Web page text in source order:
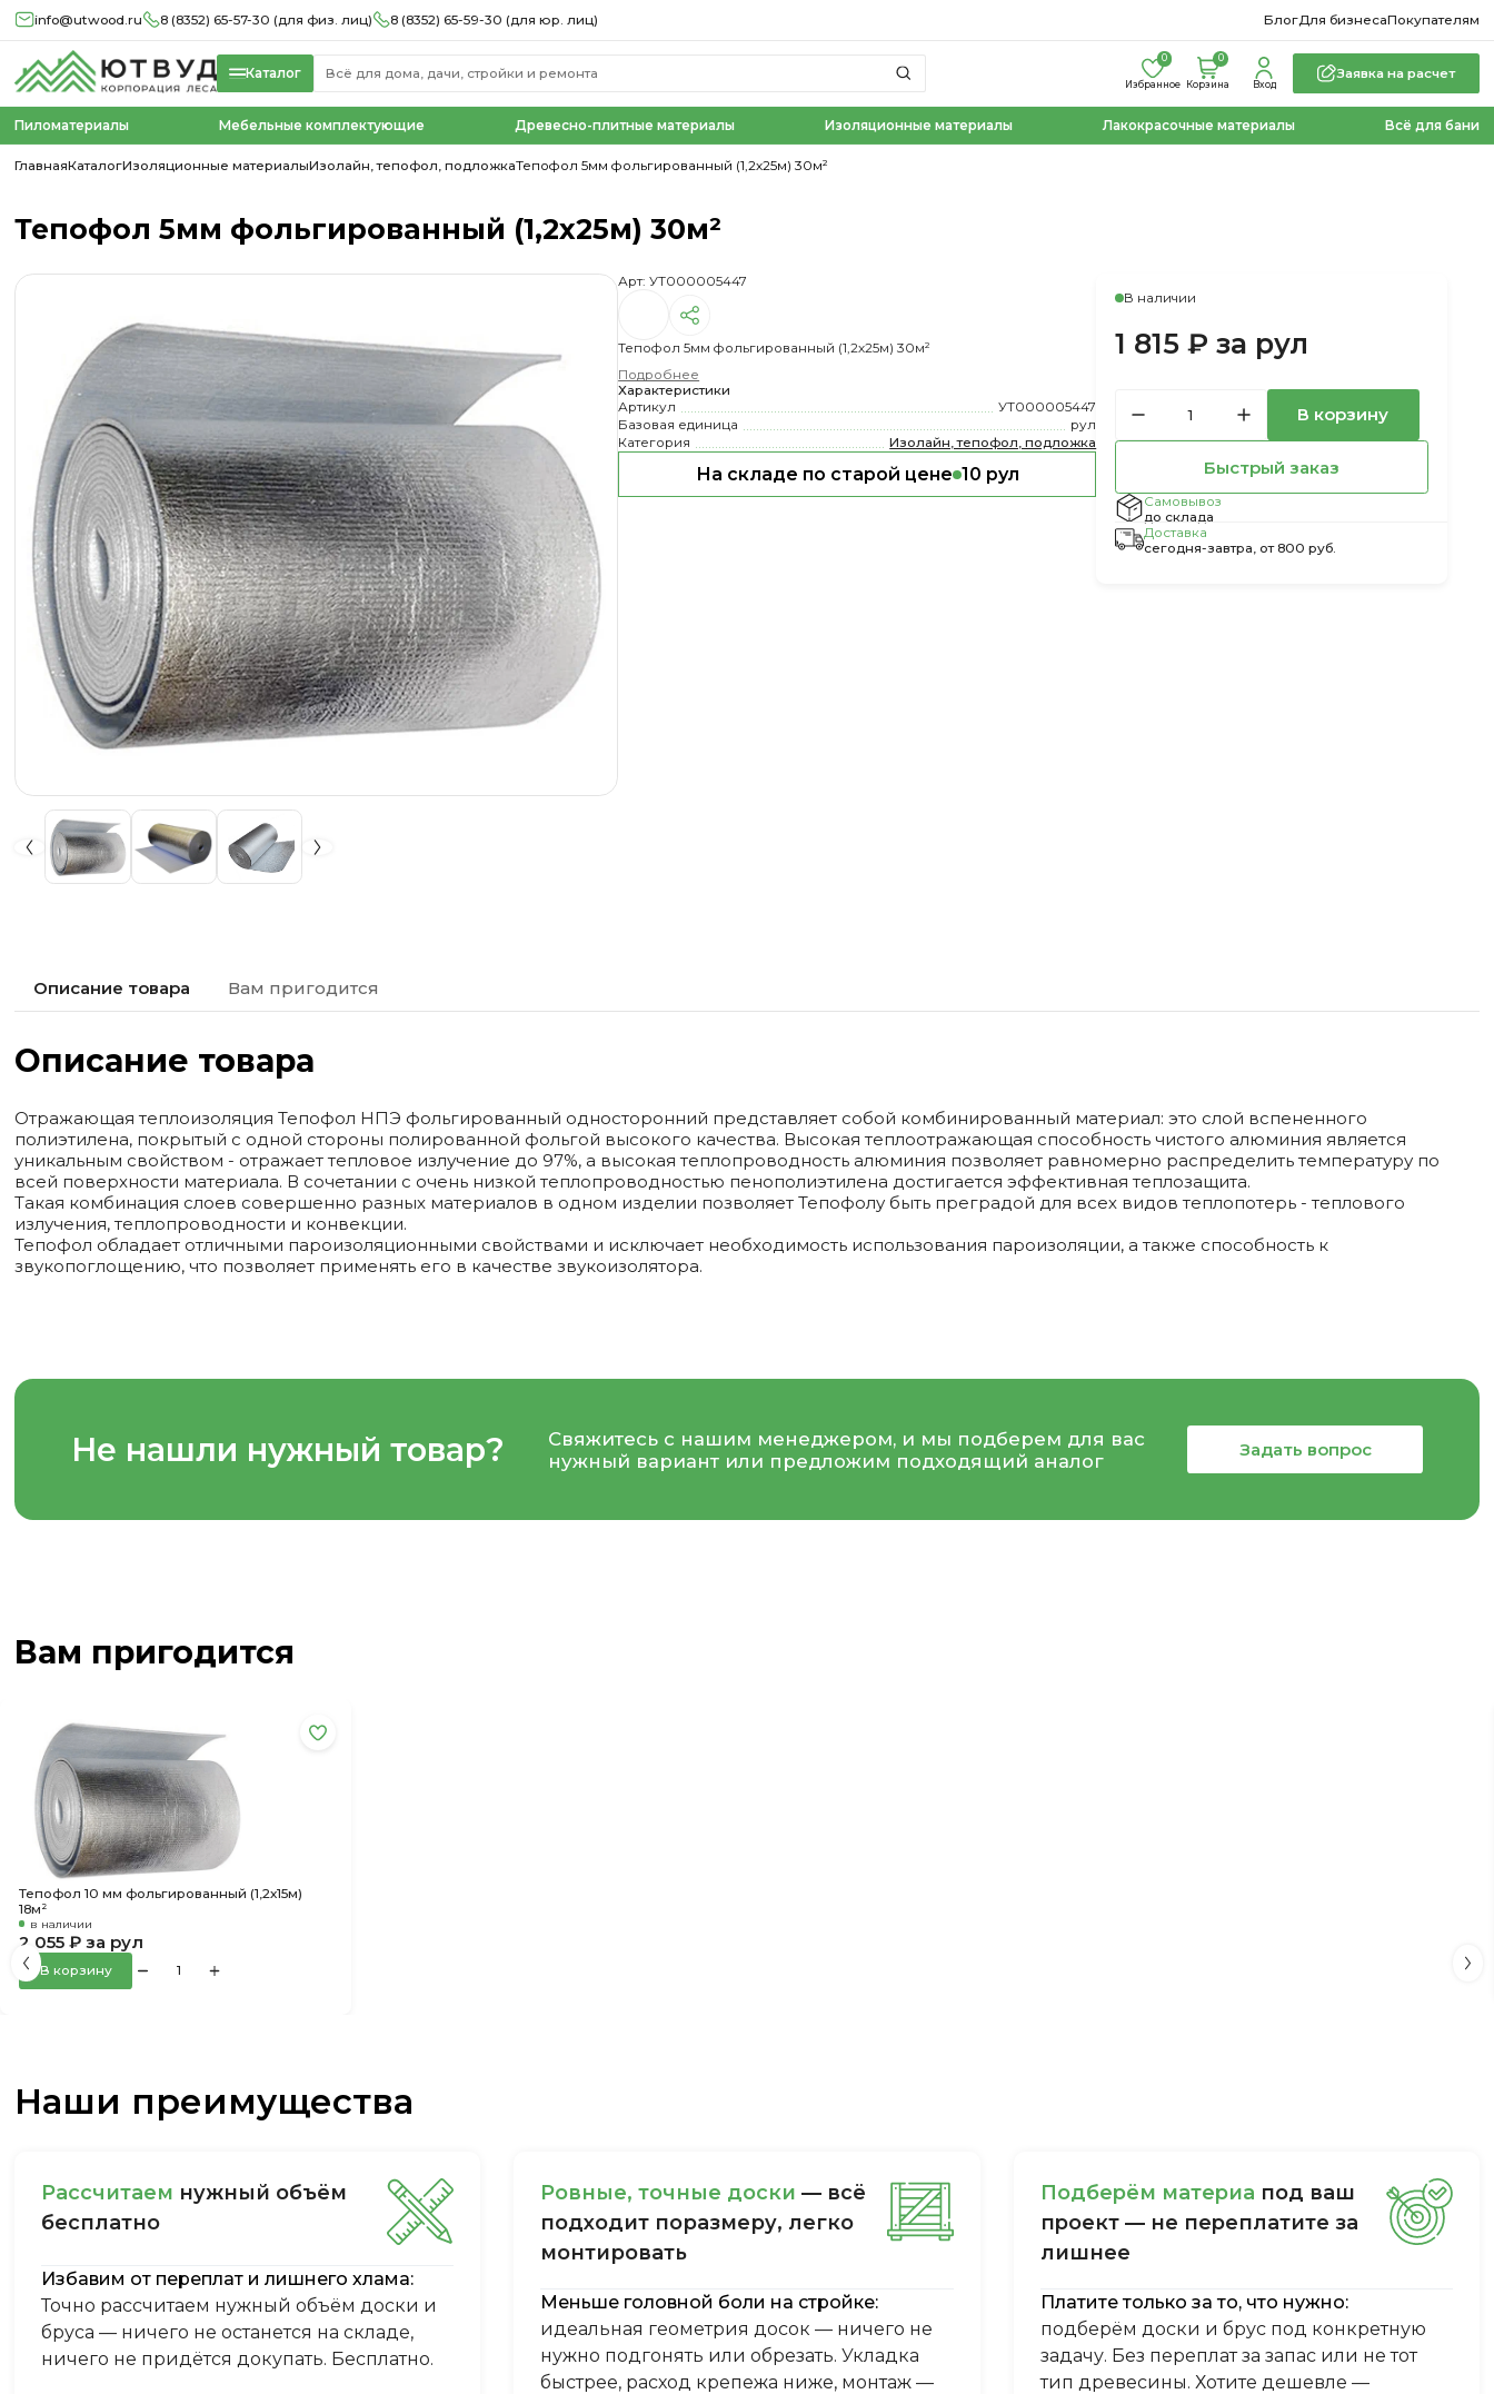
info@utwood.ru 8 (8352) 65-57-30 (для физ. лиц) 8 (8352) 65-59-30 (для юр. лиц) БлогДля бизнесаПокупателям
Каталог
Избранное
0 0
Корзина Вход
Заявка на расчет
Пиломатериалы Мебельные комплектующие Древесно-плитные материалы Изоляционные материалы Лакокрасочные материалы Всё для бани
ГлавнаяКаталогИзоляционные материалыИзолайн, тепофол, подложкаТепофол 5мм фольгированный (1,2х25м) 30м²
Тепофол 5мм фольгированный (1,2х25м) 30м²
Арт: УТ000005447
Тепофол 5мм фольгированный (1,2х25м) 30м²
Подробнее
Характеристики
Артикул
УТ000005447
Базовая единица
рул
Категория
Изолайн, тепофол, подложка
На складе по старой цене 10 рул
В наличии
1 815 ₽ за рул
В корзину
Быстрый заказ
Самовывоз
до склада
Доставка
сегодня-завтра, от 800 руб.
Описание товара Вам пригодится
Описание товара
Отражающая теплоизоляция Тепофол НПЭ фольгированный односторонний представляет собой комбинированный материал: это слой вспененного
полиэтилена, покрытый с одной стороны полированной фольгой высокого качества. Высокая теплоотражающая способность чистого алюминия является
уникальным свойством - отражает тепловое излучение до 97%, а высокая теплопроводность алюминия позволяет равномерно распределить температуру по
всей поверхности материала. В сочетании с очень низкой теплопроводностью пенополиэтилена достигается эффективная теплозащита.
Такая комбинация слоев совершенно разных материалов в одном изделии позволяет Тепофолу быть преградой для всех видов теплопотерь - теплового
излучения, теплопроводности и конвекции.
Тепофол обладает отличными пароизоляционными свойствами и исключает необходимость использования пароизоляции, а также способность к
звукопоглощению, что позволяет применять его в качестве звукоизолятора.
Не нашли нужный товар?
Свяжитесь с нашим менеджером, и мы подберем для вас
нужный вариант или предложим подходящий аналог
Задать вопрос
Вам пригодится
Тепофол 10 мм фольгированный (1,2х15м)
18м²
в наличии
2 055 ₽ за рул
В корзину
Наши преимущества
Рассчитаем нужный объём
бесплатно
Избавим от переплат и лишнего хлама:
Точно рассчитаем нужный объём доски и
бруса — ничего не останется на складе,
ничего не придётся докупать. Бесплатно.
Ровные, точные доски — всё
подходит поразмеру, легкo
монтировать
Меньше головной боли на стройке:
идеальная геометрия досок — ничего не
нужно подгонять или обрезать. Укладка
быстрее, расход крепежа ниже, монтаж —
Пoдбepём мaтepиa пoд вaш
пpoeкт — нe пepeплaтитe зa
лишнee
Платите только за то, что нужно:
подберём доски и брус под конкретную
задачу. Без переплат за запас или не тот
тип древесины. Хотите дешевле —